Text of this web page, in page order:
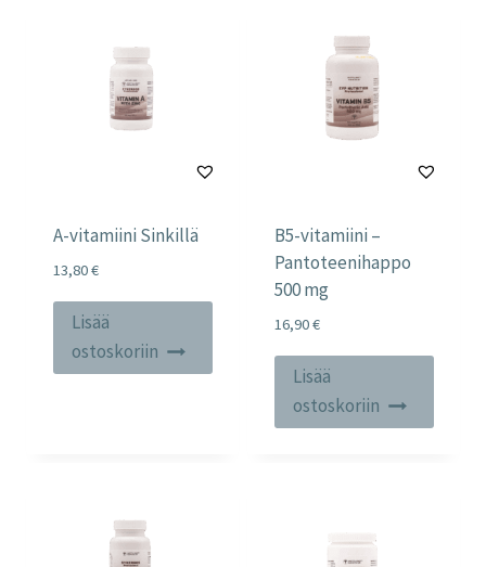
A-vitamiini Sinkillä
13,80€
Lisää
ostoskoriin
B5-vitamiini –
Pantoteenihappo
500 mg
16,90€
Lisää
ostoskoriin